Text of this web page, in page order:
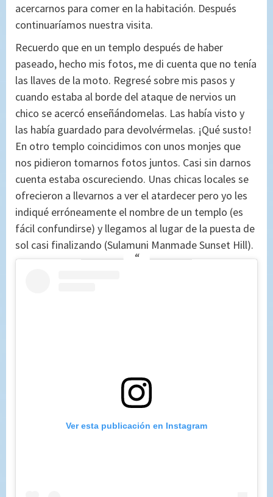
acercarnos para comer en la habitación. Después
continuaríamos nuestra visita.
Recuerdo que en un templo después de haber
paseado, hecho mis fotos, me di cuenta que no tenía
las llaves de la moto. Regresé sobre mis pasos y
cuando estaba al borde del ataque de nervios un
chico se acercó enseñándomelas. Las había visto y
las había guardado para devolvérmelas. ¡Qué susto!
En otro templo coincidimos con unos monjes que
nos pidieron tomarnos fotos juntos. Casi sin darnos
cuenta estaba oscureciendo. Unas chicas locales se
ofrecieron a llevarnos a ver el atardecer pero yo les
indiqué erróneamente el nombre de un templo (es
fácil confundirse) y llegamos al lugar de la puesta de
sol casi finalizando (Sulamuni Manmade Sunset Hill).
Ver esta publicación en Instagram